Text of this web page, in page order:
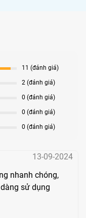
11 (đánh giá)
2 (đánh giá)
0 (đánh giá)
0 (đánh giá)
0 (đánh giá)
13-09-2024
nhanh chóng,
sử dụng